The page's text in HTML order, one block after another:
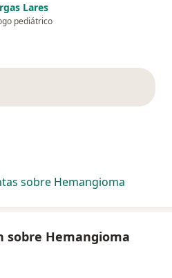
Lares
pediátrico
sobre Hemangioma
sobre Hemangioma